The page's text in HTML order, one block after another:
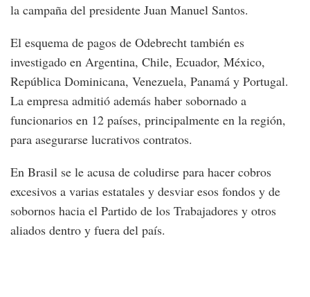
la campaña del presidente Juan Manuel Santos.
El esquema de pagos de Odebrecht también es
investigado en Argentina, Chile, Ecuador, México,
República Dominicana, Venezuela, Panamá y Portugal.
La empresa admitió además haber sobornado a
funcionarios en 12 países, principalmente en la región,
para asegurarse lucrativos contratos.
En Brasil se le acusa de coludirse para hacer cobros
excesivos a varias estatales y desviar esos fondos y de
sobornos hacia el Partido de los Trabajadores y otros
aliados dentro y fuera del país.